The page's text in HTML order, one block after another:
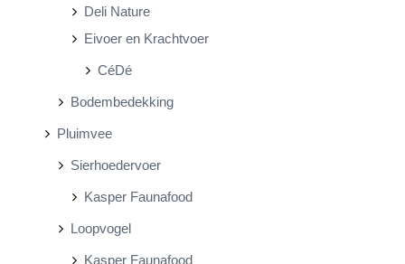
Deli Nature
Eivoer en Krachtvoer
CéDé
Bodembedekking
Pluimvee
Sierhoedervoer
Kasper Faunafood
Loopvogel
Kasper Faunafood